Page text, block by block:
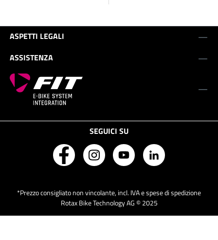
ASPETTI LEGALI
ASSISTENZA
SEGUICI SU
*Prezzo consigliato non vincolante, incl. IVA e spese di spedizione
Rotax Bike Technology AG © 2025